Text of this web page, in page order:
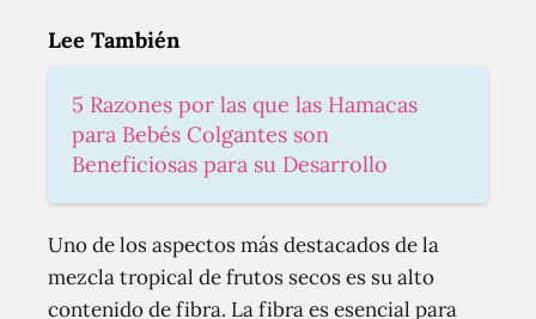
Lee También
5 Razones por las que las Hamacas
para Bebés Colgantes son
Beneficiosas para su Desarrollo
Uno de los aspectos más destacados de la
mezcla tropical de frutos secos es su alto
contenido de fibra. La fibra es esencial para